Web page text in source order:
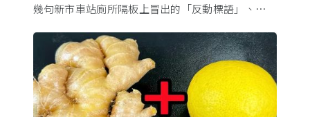
幾句新市車站廁所隔板上冒出的「反動標語」、一段